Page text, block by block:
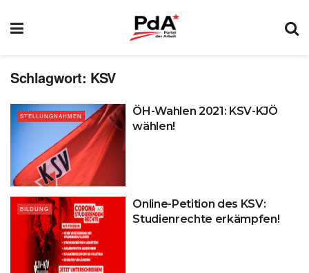
Schlagwort: KSV
STELLUNGNAHMEN
ÖH-Wahlen 2021: KSV-KJÖ
wählen!
BILDUNG
Online-Petition des KSV:
Studienrechte erkämpfen!